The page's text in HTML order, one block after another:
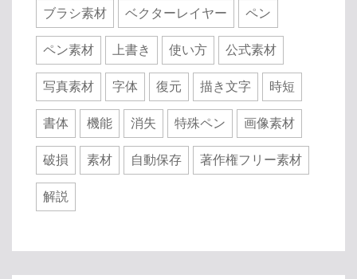
ブラシ素材 ベクターレイヤー ペン
ペン素材 上書き 使い方 公式素材
写真素材 字体 復元 描き文字 時短
書体 機能 消失 特殊ペン 画像素材
破損 素材 自動保存 著作権フリー素材
解説